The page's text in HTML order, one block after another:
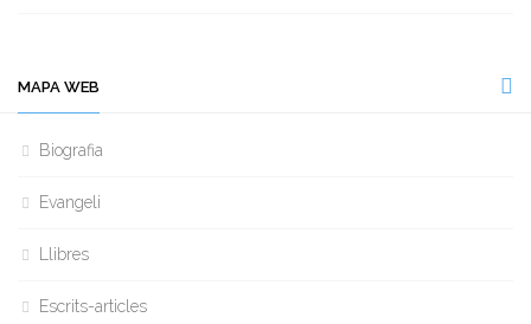
MAPA WEB
Biografia
Evangeli
Llibres
Escrits-articles